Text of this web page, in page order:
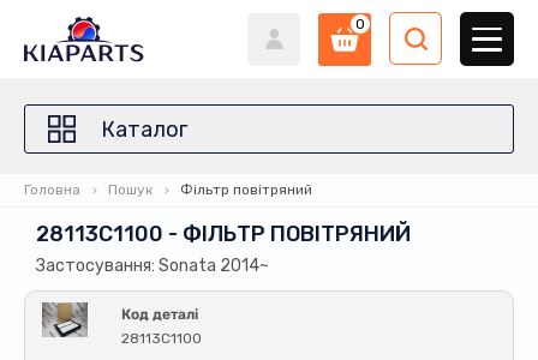
0
Каталог
Головна Пошук Фільтр повітряний
28113C1100 - ФІЛЬТР ПОВІТРЯНИЙ
Застосування: Sonata 2014~
Код деталі
28113C1100